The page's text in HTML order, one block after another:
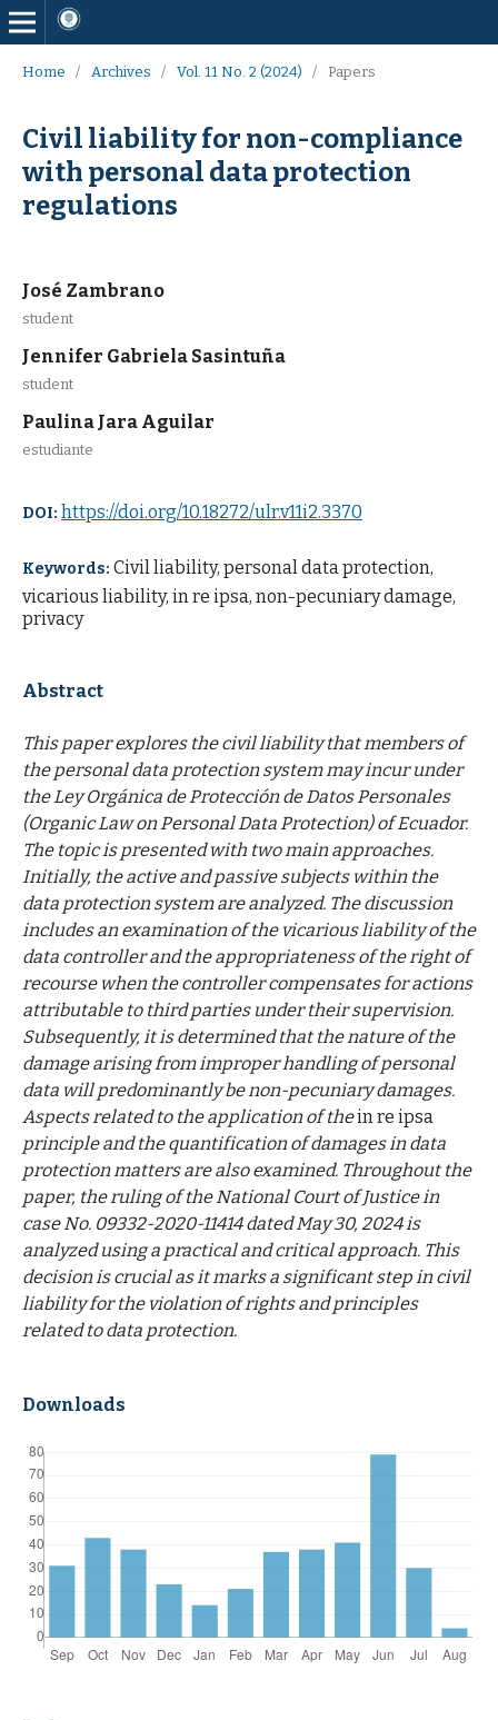
Home / Archives / Vol. 11 No. 2 (2024) / Papers
Civil liability for non-compliance
with personal data protection
regulations
José Zambrano
student
Jennifer Gabriela Sasintuña
student
Paulina Jara Aguilar
estudiante
DOI: https://doi.org/10.18272/ulr.v11i2.3370
Keywords: Civil liability, personal data protection,
vicarious liability, in re ipsa, non-pecuniary damage,
privacy
Abstract
This paper explores the civil liability that members of
the personal data protection system may incur under
the Ley Orgánica de Protección de Datos Personales
(Organic Law on Personal Data Protection) of Ecuador.
The topic is presented with two main approaches.
Initially, the active and passive subjects within the
data protection system are analyzed. The discussion
includes an examination of the vicarious liability of the
data controller and the appropriateness of the right of
recourse when the controller compensates for actions
attributable to third parties under their supervision.
Subsequently, it is determined that the nature of the
damage arising from improper handling of personal
data will predominantly be non-pecuniary damages.
Aspects related to the application of thein re ipsa
principle and the quantification of damages in data
protection matters are also examined. Throughout the
paper, the ruling of the National Court of Justice in
case No. 09332-2020-11414 dated May 30, 2024 is
analyzed using a practical and critical approach. This
decision is crucial as it marks a significant step in civil
liability for the violation of rights and principles
related to data protection.
Downloads